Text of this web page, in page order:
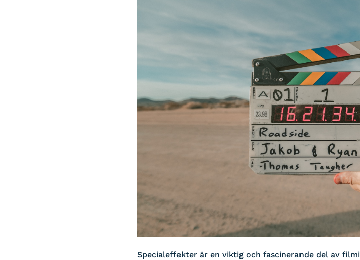
Specialeffekter är en viktig och fascinerande del av